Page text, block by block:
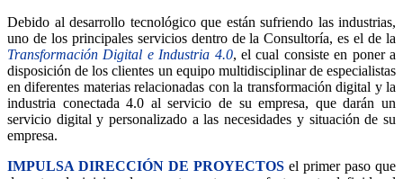
Debido al desarrollo tecnológico que están sufriendo las industrias,
uno de los principales servicios dentro de la Consultoría, es el de la
Transformación Digital e Industria 4.0, el cual consiste en poner a
disposición de los clientes un equipo multidisciplinar de especialistas
en diferentes materias relacionadas con la transformación digital y la
industria conectada 4.0 al servicio de su empresa, que darán un
servicio digital y personalizado a las necesidades y situación de su
empresa.
IMPULSA DIRECCIÓN DE PROYECTOS el primer paso que